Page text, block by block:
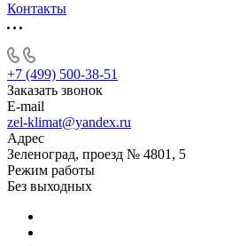
Контакты
+7 (499) 500-38-51
Заказать звонок
E-mail
zel-klimat@yandex.ru
Адрес
Зеленоград, проезд № 4801, 5
Режим работы
Без выходных